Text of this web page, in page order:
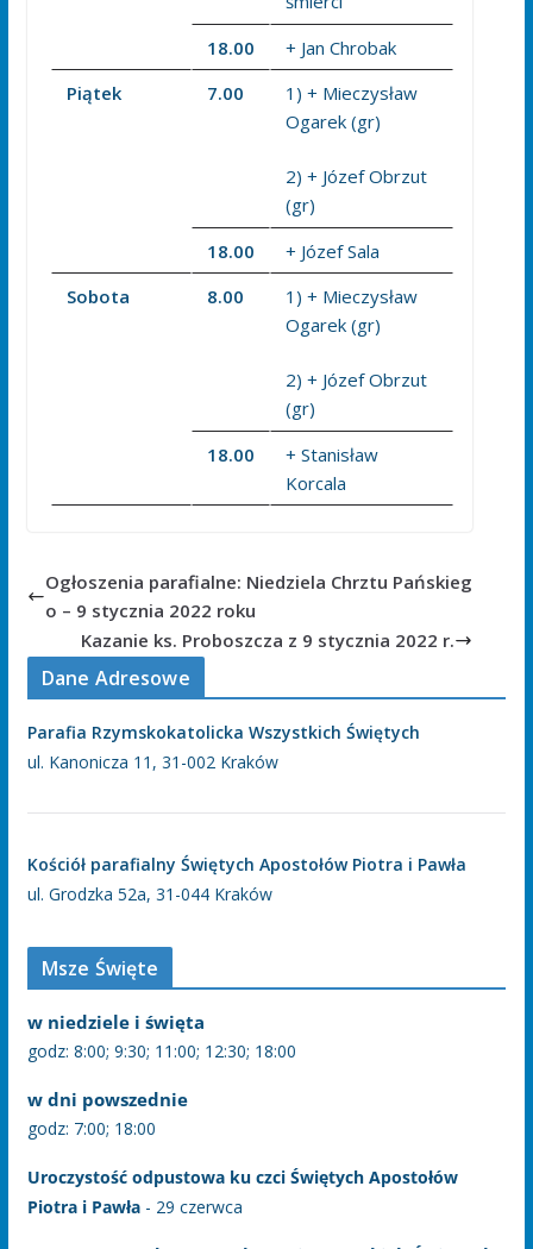
18.00
+ Jan Chrobak
Piątek
7.00
1) + Mieczysław
Ogarek (gr)
2) + Józef Obrzut
(gr)
18.00
+ Józef Sala
Sobota
8.00
1) + Mieczysław
Ogarek (gr)
2) + Józef Obrzut
(gr)
18.00
+ Stanisław
Korcala
Ogłoszenia parafialne: Niedziela Chrztu Pańskieg
o – 9 stycznia 2022 roku
Kazanie ks. Proboszcza z 9 stycznia 2022 r.
Dane Adresowe
Parafia Rzymskokatolicka Wszystkich Świętych
ul. Kanonicza 11, 31-002 Kraków
Kościół parafialny Świętych Apostołów Piotra i Pawła
ul. Grodzka 52a, 31-044 Kraków
Msze Święte
w niedziele i święta
godz: 8:00; 9:30; 11:00; 12:30; 18:00
w dni powszednie
godz: 7:00; 18:00
Uroczystość odpustowa ku czci Świętych Apostołów
Piotra i Pawła- 29 czerwca